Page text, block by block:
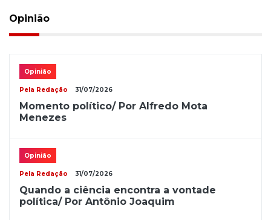
Opinião
Opinião
Pela Redação 31/07/2026
Momento político/ Por Alfredo Mota
Menezes
Opinião
Pela Redação 31/07/2026
Quando a ciência encontra a vontade
política/ Por Antônio Joaquim